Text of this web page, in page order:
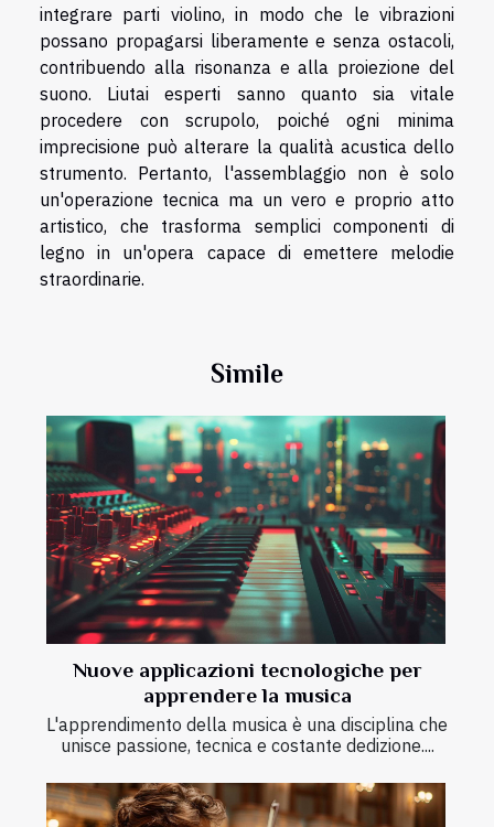
integrare parti violino, in modo che le vibrazioni
possano propagarsi liberamente e senza ostacoli,
contribuendo alla risonanza e alla proiezione del
suono. Liutai esperti sanno quanto sia vitale
procedere con scrupolo, poiché ogni minima
imprecisione può alterare la qualità acustica dello
strumento. Pertanto, l'assemblaggio non è solo
un'operazione tecnica ma un vero e proprio atto
artistico, che trasforma semplici componenti di
legno in un'opera capace di emettere melodie
straordinarie.
Simile
Nuove applicazioni tecnologiche per
apprendere la musica
L'apprendimento della musica è una disciplina che
unisce passione, tecnica e costante dedizione....